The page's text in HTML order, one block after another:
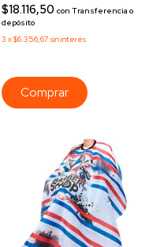
$18.116,50 con Transferencia o
depósito
3 x$6.356,67 sin interés